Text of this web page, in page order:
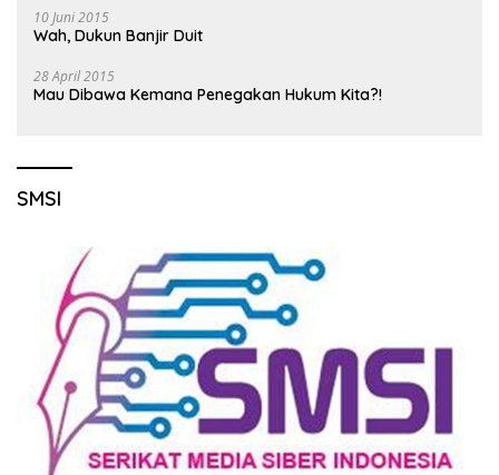
10 Juni 2015
Wah, Dukun Banjir Duit
28 April 2015
Mau Dibawa Kemana Penegakan Hukum Kita?!
SMSI